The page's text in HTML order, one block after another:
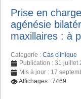
Prise en
agénésie
maxillaires : à
Catégorie : Cas clinique
Publication : 31 juillet
Mis à jour : 17
Affichages : 7469